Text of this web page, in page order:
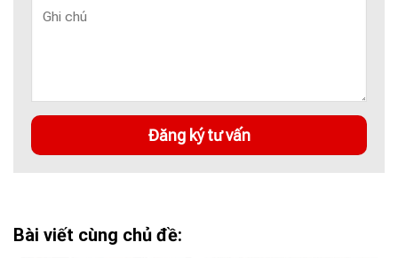
Bài viết cùng chủ đề: